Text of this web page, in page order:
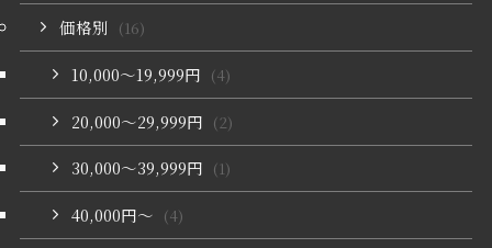
価格別 (16)
10,000〜19,999円 (4)
20,000〜29,999円 (2)
30,000〜39,999円 (1)
40,000円〜 (4)